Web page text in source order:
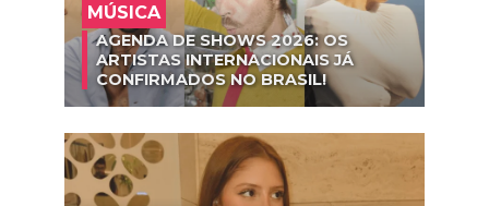
MÚSICA
AGENDA DE SHOWS 2026: OS
ARTISTAS INTERNACIONAIS JÁ
CONFIRMADOS NO BRASIL!